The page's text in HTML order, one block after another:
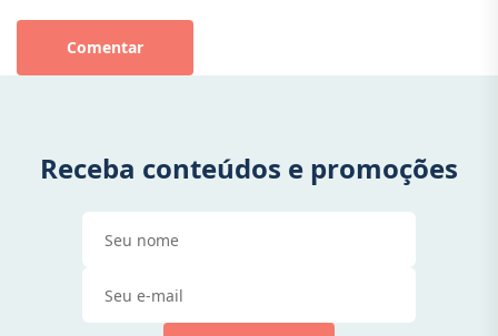
Comentar
Receba conteúdos e promoções